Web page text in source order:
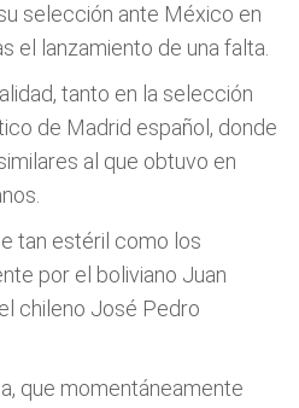
selección ante México en
el lanzamiento de una falta.
tanto en la selección
de Madrid español, donde
al que obtuvo en
tan estéril como los
por el boliviano Juan
chileno José Pedro
que momentáneamente